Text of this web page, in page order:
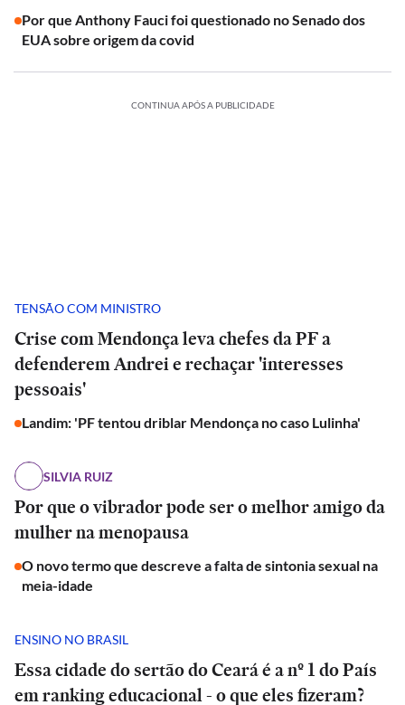
Por que Anthony Fauci foi questionado no Senado dos
EUA sobre origem da covid
CONTINUA APÓS A PUBLICIDADE
TENSÃO COM MINISTRO
Crise com Mendonça leva chefes da PF a
defenderem Andrei e rechaçar 'interesses
pessoais'
Landim: 'PF tentou driblar Mendonça no caso Lulinha'
SILVIA RUIZ
Por que o vibrador pode ser o melhor amigo da
mulher na menopausa
O novo termo que descreve a falta de sintonia sexual na
meia-idade
ENSINO NO BRASIL
Essa cidade do sertão do Ceará é a nº 1 do País
em ranking educacional - o que eles fizeram?